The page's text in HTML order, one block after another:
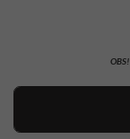
OBS!